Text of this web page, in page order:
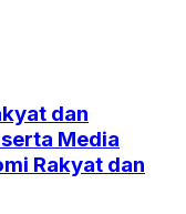
dan
Media
Rakyat dan